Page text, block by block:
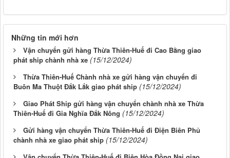
Những tin mới hơn
Vận chuyển gửi hàng Thừa Thiên-Huế đi Cao Bằng giao
phát ship chành nhà xe (15/12/2024)
Thừa Thiên-Huế Chành nhà xe gửi hàng vận chuyển đi
Buôn Ma Thuột Đắk Lắk giao phát ship (15/12/2024)
Giao Phát Ship gửi hàng vận chuyển chành nhà xe Thừa
Thiên-Huế đi Gia Nghĩa Đắk Nông (15/12/2024)
Gửi hàng vận chuyển Thừa Thiên-Huế đi Điện Biên Phủ
chành nhà xe giao phát ship (15/12/2024)